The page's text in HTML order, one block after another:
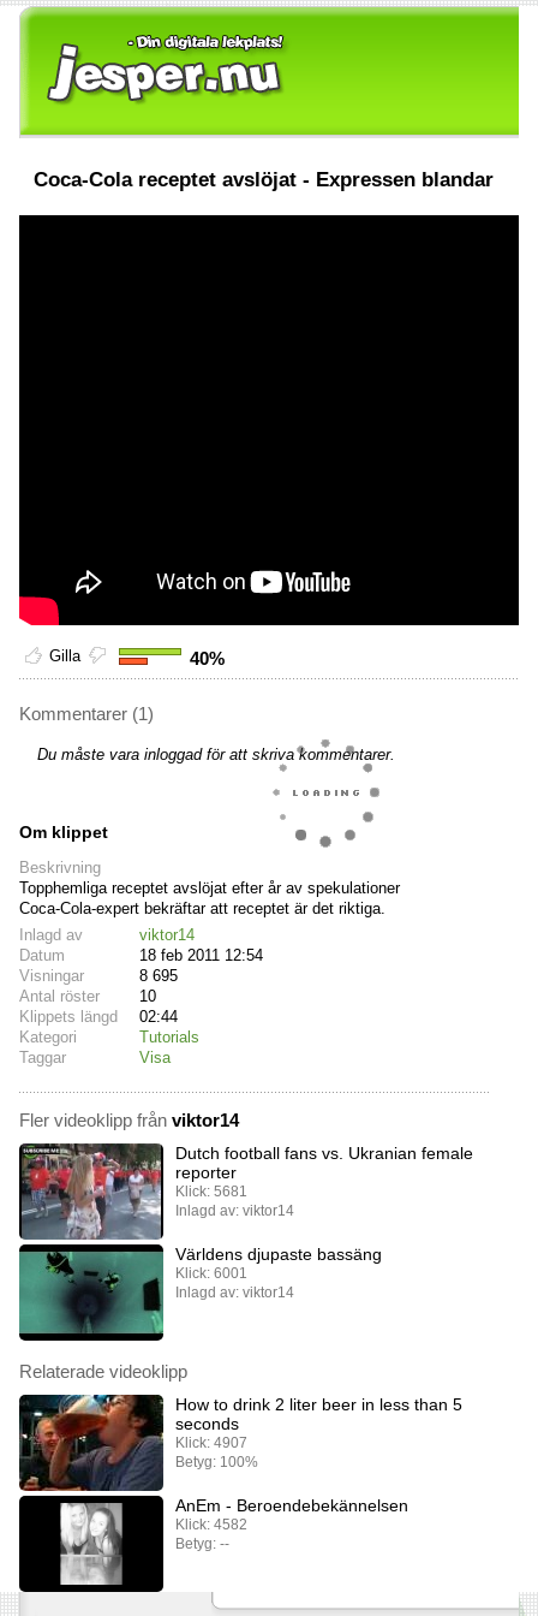
Coca-Cola receptet avslöjat - Expressen blandar
Gilla 40%
Kommentarer (1)
Du måste vara inloggad för att skriva kommentarer.
Om klippet
Beskrivning
Topphemliga receptet avslöjat efter år av spekulationer
Coca-Cola-expert bekräftar att receptet är det riktiga.
Inlagd av
viktor14
Datum
18 feb 2011 12:54
Visningar
8 695
Antal röster
10
Klippets längd
02:44
Kategori
Tutorials
Taggar
Visa
Fler videoklipp från viktor14
Dutch football fans vs. Ukranian female
reporter
Klick: 5681
Inlagd av: viktor14
Världens djupaste bassäng
Klick: 6001
Inlagd av: viktor14
Relaterade videoklipp
How to drink 2 liter beer in less than 5
seconds
Klick: 4907
Betyg: 100%
AnEm - Beroendebekännelsen
Klick: 4582
Betyg: --